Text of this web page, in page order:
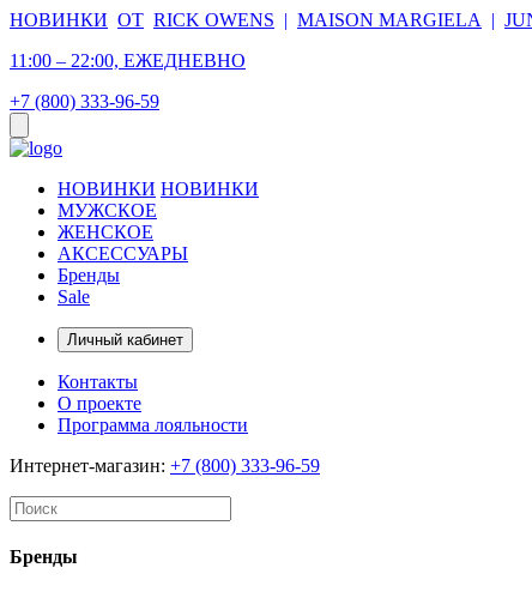
НОВИНКИ ОТ RICK OWENS | MAISON MARGIELA |
11:00 – 22:00, ЕЖЕДНЕВНО
+7 (800) 333-96-59
НОВИНКИ НОВИНКИ
МУЖСКОЕ
ЖЕНСКОЕ
АКСЕССУАРЫ
Бренды
Sale
Личный кабинет
Контакты
О проекте
Программа лояльности
Интернет-магазин: +7 (800) 333-96-59
Бренды